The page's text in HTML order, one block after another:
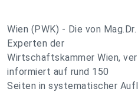
Wien (PWK) - Die von
Experten der
Wirtschaftskammer Wien,
informiert auf rund 150
Seiten in systematischer